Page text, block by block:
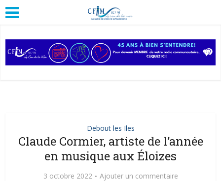
Debout les Iles
Claude Cormier, artiste de l’année
en musique aux Éloizes
3 octobre 2022 Ajouter un commentaire